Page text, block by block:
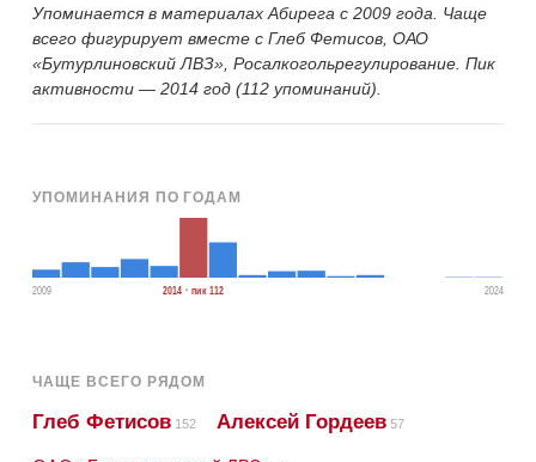
Упоминается в материалах Абирега с 2009 года. Чаще
всего фигурирует вместе с Глеб Фетисов, ОАО
«Бутурлиновский ЛВЗ», Росалкогольрегулирование. Пик
активности — 2014 год (112 упоминаний).
УПОМИНАНИЯ ПО ГОДАМ
2009 2014 · пик 112 2024
ЧАЩЕ ВСЕГО РЯДОМ
Глеб Фетисов 152 Алексей Гордеев 57